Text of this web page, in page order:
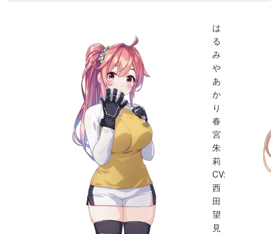
は
る
み
や
あ
か
り
春
宮
朱
莉
CV:
西
田
望
見